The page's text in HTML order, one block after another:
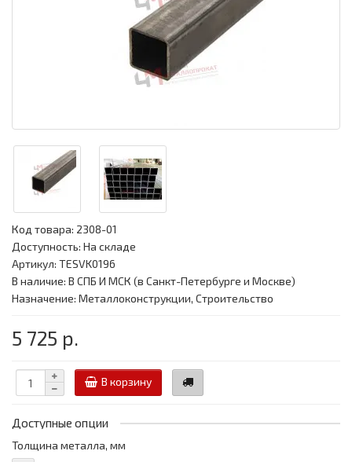
Код товара: 2308-01
Доступность: На складе
Артикул: TESVK0196
В наличие: В СПБ И МСК (в Санкт-Петербурге и Москве)
Назначение: Металлоконструкции, Строительство
5 725 р.
В корзину
Доступные опции
Толщина металла, мм